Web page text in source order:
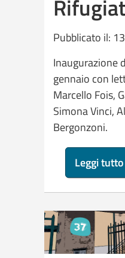
Pubblicato il:
Inaugurazione
gennaio con
Marcello Fois,
Simona Vinci,
Bergonzoni.
Leggi tutto